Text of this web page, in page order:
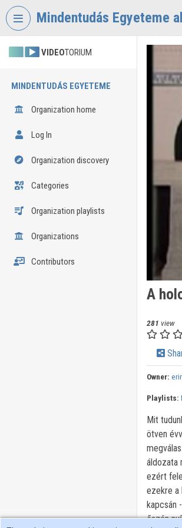
Skip header
Mindentudás Egyeteme
VIDEOTORIUM
MINDENTUDÁS EGYETEME
Organization home
Log In
Organization discovery
Categories
Organization playlists
Organizations
Contributors
A
281 view
Owner:
Playlists:
Mit
ötven
áldozata
ezért
ezekre a
kapcsán
őszén